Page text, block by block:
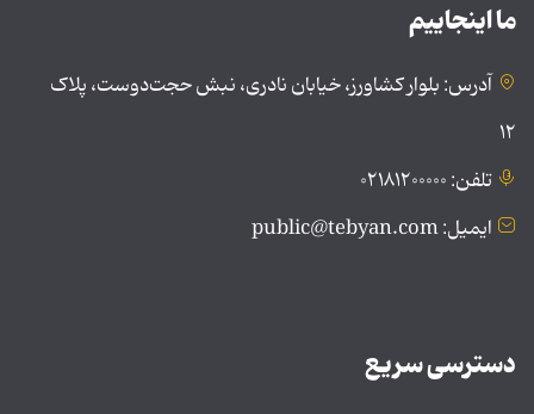
ما اینجاییم
آدرس: بلوار کشاورز، خیابان نادری، نبش حجت‌دوست، پلاک
۱۲
تلفن: ۰۲۱۸۱۲۰۰۰۰۰
ایمیل: public@tebyan.com
دسترسی سریع